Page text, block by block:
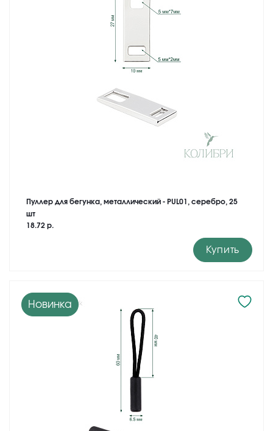
Пуллер для бегунка, металлический - PUL01, серебро, 25
шт
18.72 р.
Купить
Новинка